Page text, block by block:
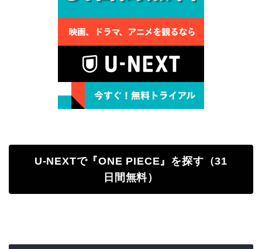
U-NEXTで『ONE PIECE』を探す（31
日間無料）